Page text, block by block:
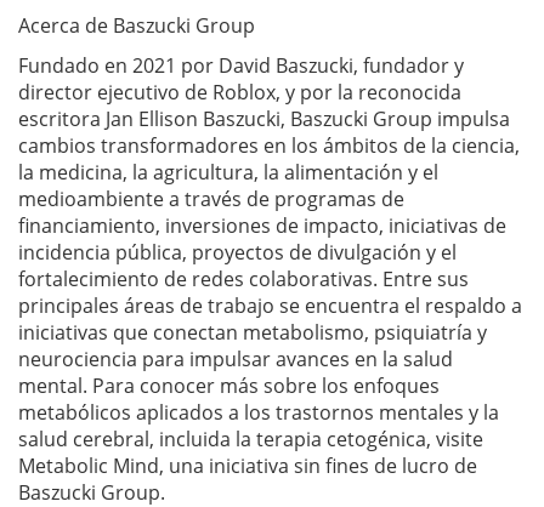
Acerca de Baszucki Group
Fundado en 2021 por David Baszucki, fundador y
director ejecutivo de Roblox, y por la reconocida
escritora Jan Ellison Baszucki, Baszucki Group impulsa
cambios transformadores en los ámbitos de la ciencia,
la medicina, la agricultura, la alimentación y el
medioambiente a través de programas de
financiamiento, inversiones de impacto, iniciativas de
incidencia pública, proyectos de divulgación y el
fortalecimiento de redes colaborativas. Entre sus
principales áreas de trabajo se encuentra el respaldo a
iniciativas que conectan metabolismo, psiquiatría y
neurociencia para impulsar avances en la salud
mental. Para conocer más sobre los enfoques
metabólicos aplicados a los trastornos mentales y la
salud cerebral, incluida la terapia cetogénica, visite
Metabolic Mind, una iniciativa sin fines de lucro de
Baszucki Group.